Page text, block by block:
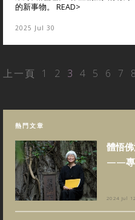
的新事物。 READ>
2025 Jul 30
上一頁 1 2 3 4 5 6 7 8
熱門文章
體悟
——專
2024 Jul 12